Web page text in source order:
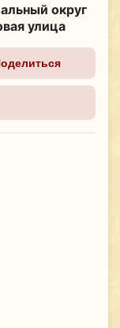
округ
улица